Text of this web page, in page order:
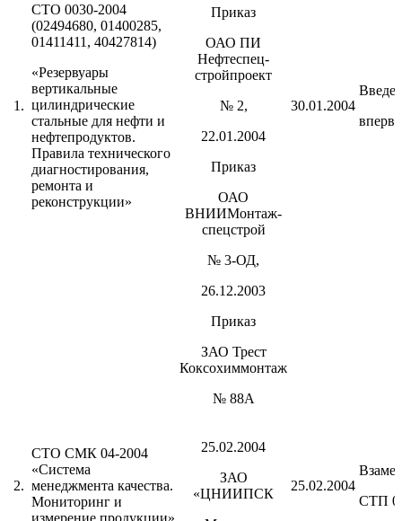
1.
СТО 0030-2004
(02494680, 01400285,
01411411, 40427814)
«Резервуары
вертикальные
цилиндрические
стальные для нефти и
нефтепродуктов.
Правила технического
диагностирования,
ремонта и
реконструкции»
Приказ
ОАО ПИ
Нефтеспец-
стройпроект
№ 2,
22.01.2004
Приказ
ОАО
ВНИИМонтаж-
спецстрой
№ 3-ОД,
26.12.2003
Приказ
ЗАО Трест
Коксохиммонтаж
№ 88А
30.01.2004
2.
СТО СМК 04-2004
«Система
менеджмента качества.
Мониторинг и
измерение продукции»
25.02.2004
ЗАО
«ЦНИИПСК
25.02.2004
СТП